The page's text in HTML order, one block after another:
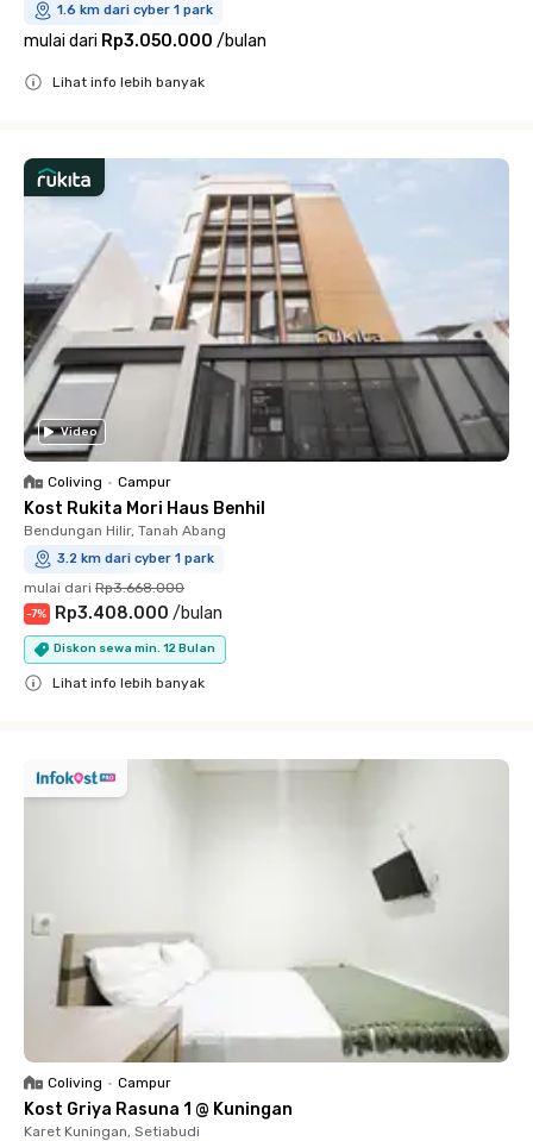
1.6 km dari cyber 1 park
mulai dari Rp3.050.000 /bulan
Lihat info lebih banyak
Video
Coliving • Campur
Kost Rukita Mori Haus Benhil
Bendungan Hilir, Tanah Abang
3.2 km dari cyber 1 park
mulai dari Rp3.668.000
-7% Rp3.408.000 /bulan
Diskon sewa min. 12 Bulan
Lihat info lebih banyak
Coliving • Campur
Kost Griya Rasuna 1 @ Kuningan
Karet Kuningan, Setiabudi